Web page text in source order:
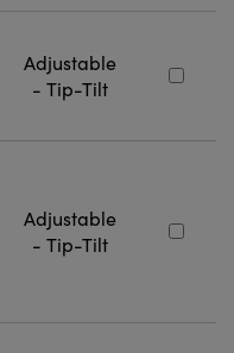
Adjustable
- Tip-Tilt
Adjustable
- Tip-Tilt